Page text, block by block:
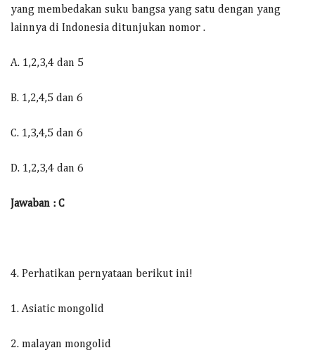
yang membedakan suku bangsa yang satu dengan yang
lainnya di Indonesia ditunjukan nomor .
A. 1,2,3,4 dan 5
B. 1,2,4,5 dan 6
C. 1,3,4,5 dan 6
D. 1,2,3,4 dan 6
Jawaban : C
4. Perhatikan pernyataan berikut ini!
1. Asiatic mongolid
2. malayan mongolid